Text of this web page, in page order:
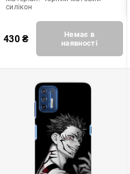
силікон
430₴
Немає в
наявності